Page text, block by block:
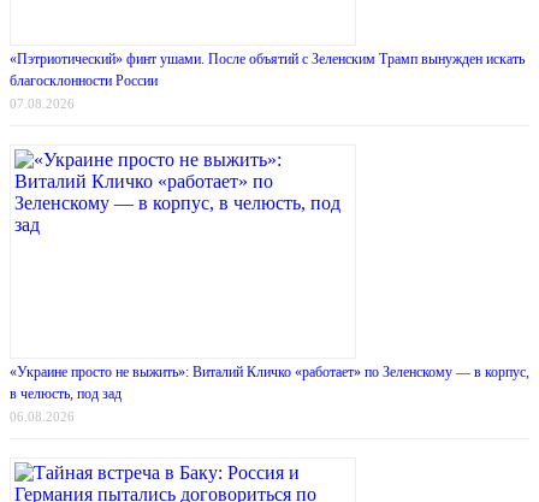
«Пэтриотический» финт ушами. После объятий с Зеленским Трамп вынужден искать
благосклонности России
07.08.2026
«Украине просто не выжить»: Виталий Кличко «работает» по Зеленскому — в корпус,
в челюсть, под зад
06.08.2026